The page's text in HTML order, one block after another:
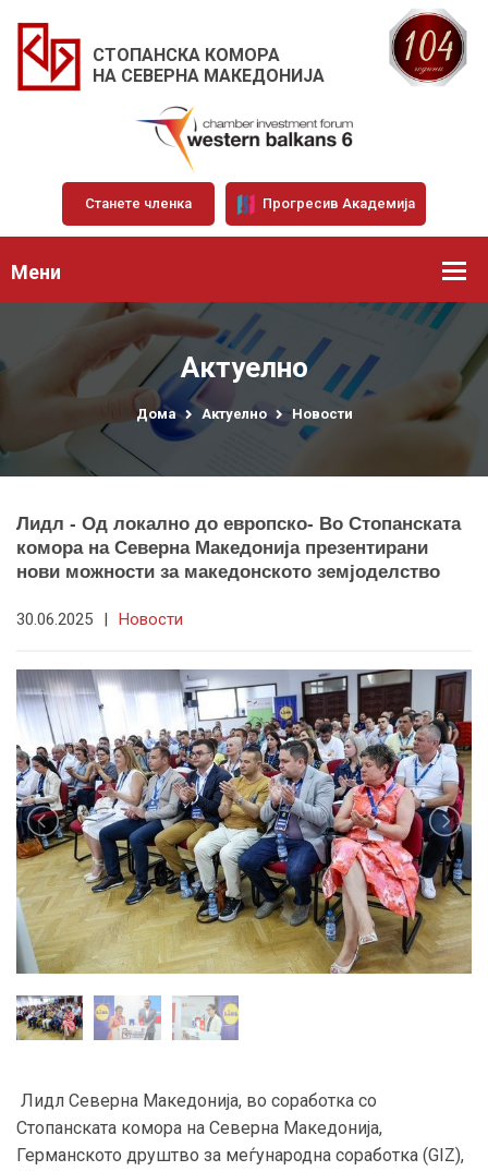
СТОПАНСКА КОМОРА
НА СЕВЕРНА МАКЕДОНИЈА
Станете членка Прогресив Академија
Мени
Актуелно
Дома Актуелно Новости
Лидл - Од локално до европско- Во Стопанската
комора на Северна Македонија презентирани
нови можности за македонското земјоделство
30.06.2025 | Новости
Лидл Северна Македонија, во соработка со
Стопанската комора на Северна Македонија,
Германското друштво за меѓународна соработка (GIZ),